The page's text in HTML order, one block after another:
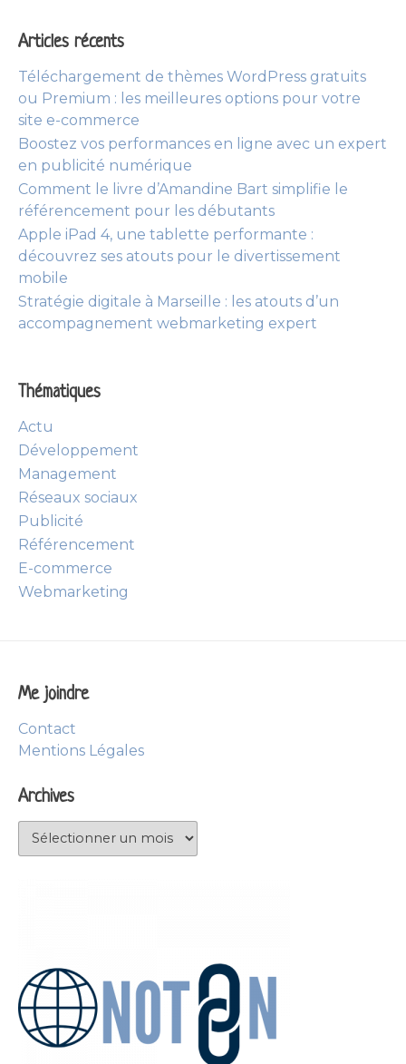
Articles récents
Téléchargement de thèmes WordPress gratuits
ou Premium : les meilleures options pour votre
site e-commerce
Boostez vos performances en ligne avec un expert
en publicité numérique
Comment le livre d’Amandine Bart simplifie le
référencement pour les débutants
Apple iPad 4, une tablette performante :
découvrez ses atouts pour le divertissement
mobile
Stratégie digitale à Marseille : les atouts d’un
accompagnement webmarketing expert
Thématiques
Actu
Développement
Management
Réseaux sociaux
Publicité
Référencement
E-commerce
Webmarketing
Me joindre
Contact
Mentions Légales
Archives
Archives